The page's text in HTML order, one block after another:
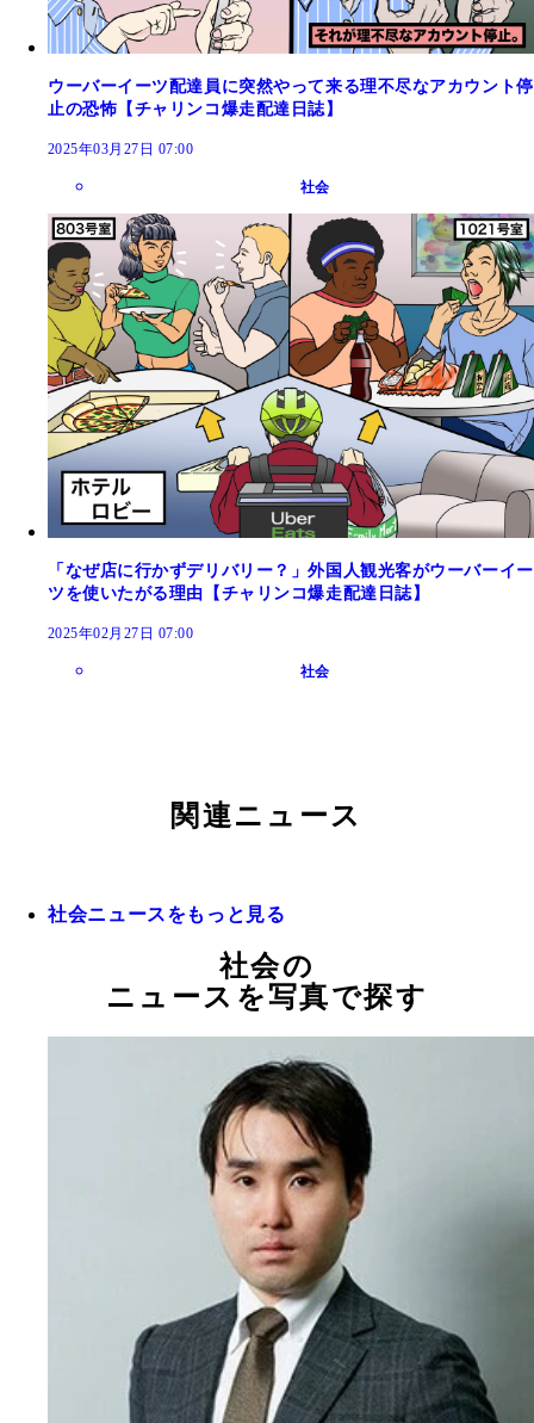
ウーバーイーツ配達員に突然やって来る理不尽なアカウント停
止の恐怖【チャリンコ爆走配達日誌】
2025年03月27日 07:00
社会
「なぜ店に行かずデリバリー？」外国人観光客がウーバーイー
ツを使いたがる理由【チャリンコ爆走配達日誌】
2025年02月27日 07:00
社会
関連ニュース
社会ニュースをもっと見る
社会の
ニュースを写真で探す